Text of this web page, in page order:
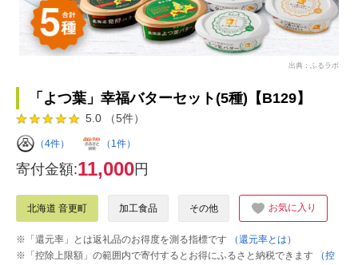
出典：ふるラボ
「よつ葉」幸福バターセット(5種)【B129】
5.0 （5件）
（4件） （1件）
寄付金額:11,000円
北海道 音更町 加工食品 その他 お気に入り
※「還元率」とは返礼品のお得度を測る指標です
（還元率とは）
※「控除上限額」の範囲内で寄付するとお得にふるさと納税できます
（控